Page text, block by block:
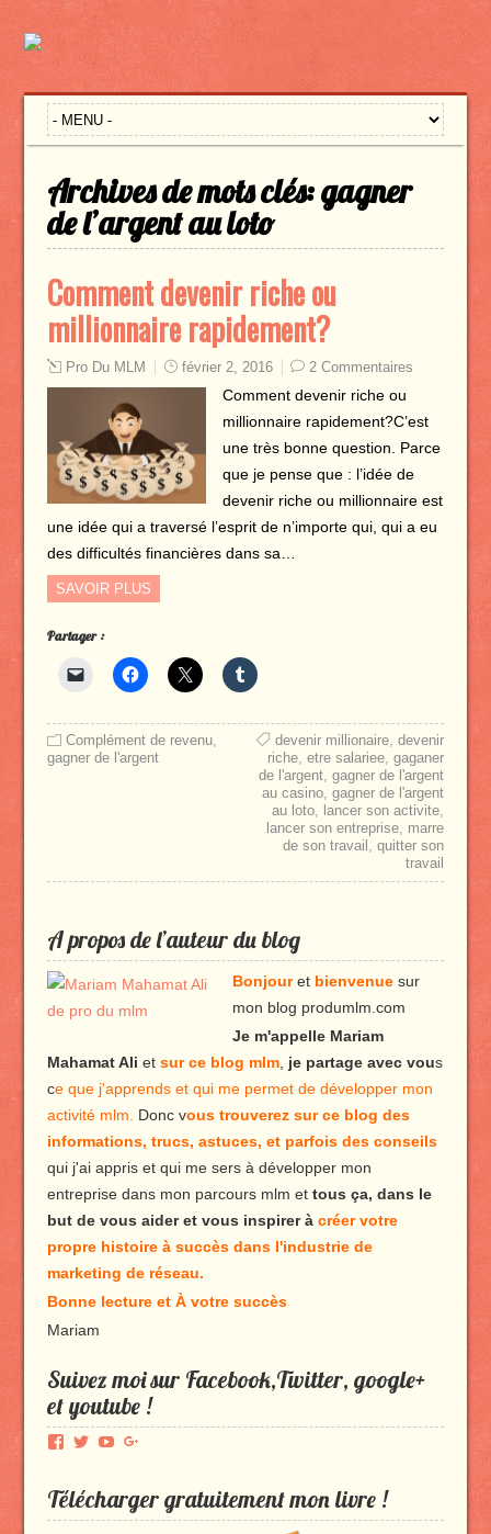
Archives de mots clés:gagner
de l’argent au loto
Comment devenir riche ou
millionnaire rapidement?
Pro Du MLM février 2, 2016 2 Commentaires
Comment devenir riche ou
millionnaire rapidement?C’est
une très bonne question. Parce
que je pense que : l’idée de
devenir riche ou millionnaire est
une idée qui a traversé l’esprit de n’importe qui, qui a eu
des difficultés financières dans sa…
SAVOIR PLUS
Partager :
Complément de revenu,
gagner de l'argent
devenir millionaire,devenir
riche,etre salariee,gaganer
de l'argent,gagner de l'argent
au casino,gagner de l'argent
au loto, lancer son activite,
lancer son entreprise, marre
de son travail ,quitter son
travail
A propos de l’auteur du blog
Bonjouret bienvenuesur
mon blog produmlm.com
Je m'appelle Mariam
Mahamat Ali et sur ce blog mlm, je partage avec vous
ce que j'apprends et qui me permet de développer mon
activité mlm.
Donc vous trouverez sur ce blog des
informations, trucs, astuces, et parfois des conseils
qui j'ai appris et qui me sers à développer mon
entreprise dans mon parcours mlm ettous ça, dans le
but de vous aider et vous inspirer à créer votre
propre histoire à succès dans l'industrie de
marketing de réseau.
Bonne lecture et À votre succès
Mariam
Suivez moi sur Facebook,Twitter, google+
et youtube !
Voir
de
Produmlm
Voir
de
porodumlm
Voir
de
UC_2UgAmhWDuaRIDwEQiQ9iA
de
produmlm
Télécharger gratuitement mon livre !